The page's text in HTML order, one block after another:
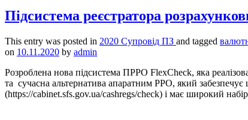
Підсистема реєстратора
This entry was posted in 2020 Супровід ПЗ and tagged
on 10.11.2020 by admin
Розроблена нова підсистема ПРРО FlexCheck, яка
та сучасна альтернатива апаратним РРО, який забезпечує
(https://cabinet.sfs.gov.ua/cashregs/check) і має широкий